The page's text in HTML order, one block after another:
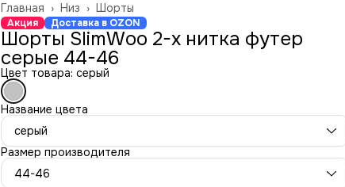
Шорты
Низ ›
Главная ›
Акция Доставка в OZON
Шорты SlimWoo 2-х нитка футер
серые 44-46
Цвет товара: серый
Название цвета
серый
Размер производителя
44-46